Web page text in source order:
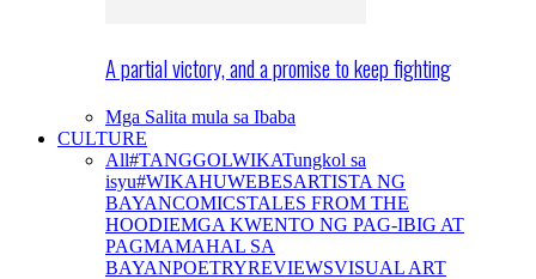
A partial victory, and a promise to keep fighting
Mga Salita mula sa Ibaba
CULTURE
All#TANGGOLWIKATungkol sa
isyu#WIKAHUWEBESARTISTA NG
BAYANCOMICSTALES FROM THE
HOODIEMGA KWENTO NG PAG-IBIG AT
PAGMAMAHAL SA
BAYANPOETRYREVIEWSVISUAL ART